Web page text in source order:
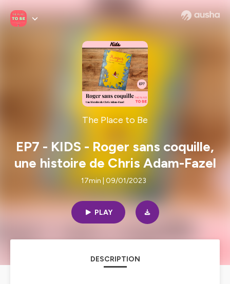
The Place to Be
EP7 - KIDS - Roger sans coquille,
une histoire de Chris Adam-Fazel
17min | 09/01/2023
PLAY
DESCRIPTION